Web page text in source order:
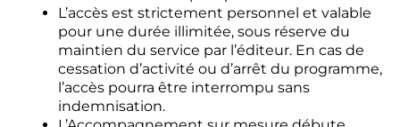
L’accès est strictement personnel et valable
pour une durée illimitée, sous réserve du
maintien du service par l’éditeur. En cas de
cessation d’activité ou d’arrêt du programme,
l’accès pourra être interrompu sans
indemnisation.